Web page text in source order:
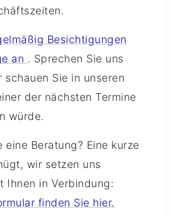
Besichtigungen
an . Sprechen Sie uns
schauen Sie in unseren
der nächsten Termine
würde.
eine Beratung? Eine kurze
wir setzen uns
Ihnen in Verbindung:
finden Sie hier.